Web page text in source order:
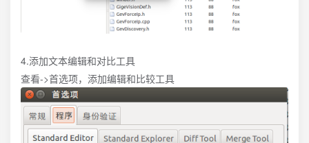
4.添加文本编辑和对比工具
查看->首选项，添加编辑和比较工具